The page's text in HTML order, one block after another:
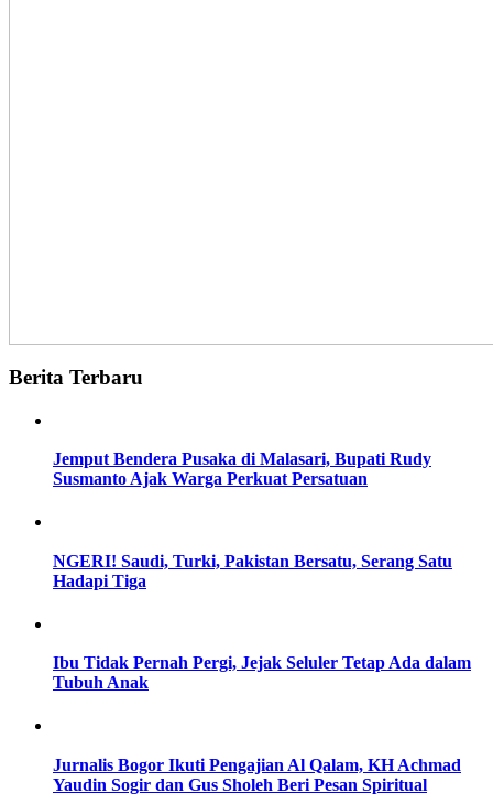
Berita Terbaru
Jemput Bendera Pusaka di Malasari, Bupati Rudy
Susmanto Ajak Warga Perkuat Persatuan
NGERI! Saudi, Turki, Pakistan Bersatu, Serang Satu
Hadapi Tiga
Ibu Tidak Pernah Pergi, Jejak Seluler Tetap Ada dalam
Tubuh Anak
Jurnalis Bogor Ikuti Pengajian Al Qalam, KH Achmad
Yaudin Sogir dan Gus Sholeh Beri Pesan Spiritual